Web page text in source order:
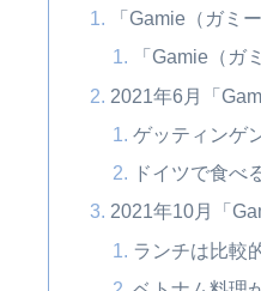
「Gamie（ガミー
「Gamie（ガ
2021年6月「
ゲッティンゲ
ドイツで食べ
2021年10月「
ランチは比較